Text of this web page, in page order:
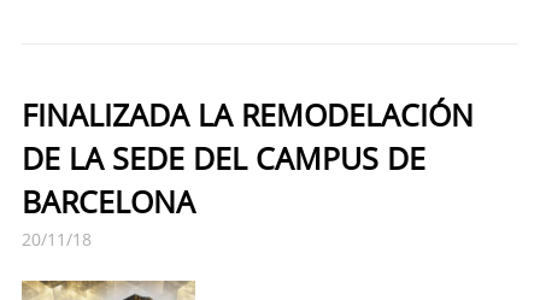
FINALIZADA LA REMODELACIÓN
DE LA SEDE DEL CAMPUS DE
BARCELONA
20/11/18